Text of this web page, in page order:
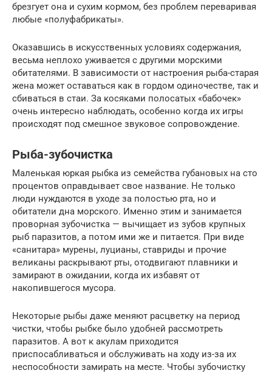
брезгует она и сухим кормом, без проблем переваривая
любые «полуфабрикаты».
Оказавшись в искусственных условиях содержания,
весьма неплохо уживается с другими морскими
обитателями. В зависимости от настроения рыба-старая
жена может оставаться как в гордом одиночестве, так и
сбиваться в стаи. За косяками полосатых «бабочек»
очень интересно наблюдать, особенно когда их игры
происходят под смешное звуковое сопровождение.
Рыба-зубочистка
Маленькая юркая рыбка из семейства губановых на сто
процентов оправдывает свое название. Не только
люди нуждаются в уходе за полостью рта, но и
обитатели дна морского. Именно этим и занимается
проворная зубочистка — вычищает из зубов крупных
рыб паразитов, а потом ими же и питается. При виде
«санитара» мурены, луцианы, ставриды и прочие
великаны раскрывают рты, отодвигают плавники и
замирают в ожидании, когда их избавят от
накопившегося мусора.
Некоторые рыбы даже меняют расцветку на период
чистки, чтобы рыбке было удобней рассмотреть
паразитов. А вот к акулам приходится
приспосабливаться и обслуживать на ходу из-за их
неспособности замирать на месте. Чтобы зубочистку